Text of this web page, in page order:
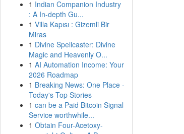
1 Indian Companion Industry
: A In-depth Gu...
1 Villa Kapısı : Gizemli Bir
Miras
1 Divine Spellcaster: Divine
Magic and Heavenly O...
1 AI Automation Income: Your
2026 Roadmap
1 Breaking News: One Place -
Today's Top Stories
1 can be a Paid Bitcoin Signal
Service worthwhile...
1 Obtain Four-Acetoxy-